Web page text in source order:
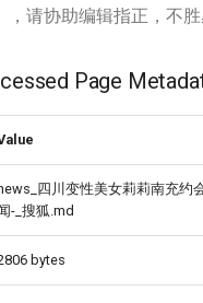
请协助编辑指正，不胜
Page
四川变性美女莉莉南充约
-_搜狐.md
bytes